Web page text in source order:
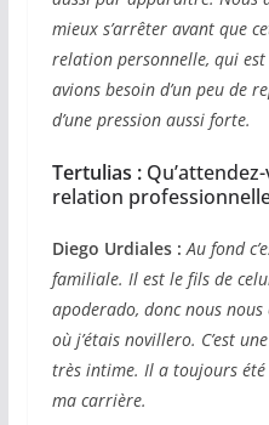
mieux s’arrêter avant que
relation personnelle, qui
avions besoin d’un peu de
d’une pression aussi forte.
Tertulias :
relation
Diego Urdiales : Au fond
familiale. Il est le fils de
apoderado, donc nous nous
où j’étais novillero. C’est
très intime. Il a toujours
ma carrière.